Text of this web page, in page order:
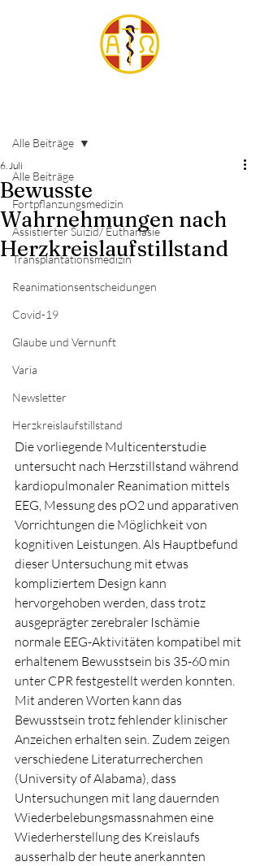
Alle Beiträge
Fortpflanzungsmedizin
Assistierter Suizid/ Euthanasie
Transplantationsmedizin
Reanimationsentscheidungen
Covid-19
Glaube und Vernunft
Varia
Newsletter
Herzkreislaufstillstand
Alle Beiträge
Bewusste
Wahrnehmungen nach
Herzkreislaufstillstand
6. Juli
Die vorliegende Multicenterstudie
untersucht nach Herzstillstand während
kardiopulmonaler Reanimation mittels
EEG, Messung des pO2 und apparativen
Vorrichtungen die Möglichkeit von
kognitiven Leistungen. Als Hauptbefund
dieser Untersuchung mit etwas
kompliziertem Design kann
hervorgehoben werden, dass trotz
ausgeprägter zerebraler Ischämie
normale EEG-Aktivitäten kompatibel mit
erhaltenem Bewusstsein bis 35-60 min
unter CPR festgestellt werden konnten.
Mit anderen Worten kann das
Bewusstsein trotz fehlender klinischer
Anzeichen erhalten sein. Zudem zeigen
verschiedene Literaturrecherchen
(University of Alabama), dass
Untersuchungen mit lang dauernden
Wiederbelebungsmassnahmen eine
Wiederherstellung des Kreislaufs
ausserhalb der heute anerkannten